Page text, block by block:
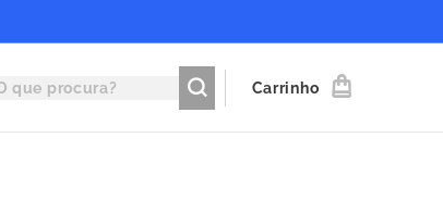
Carrinho